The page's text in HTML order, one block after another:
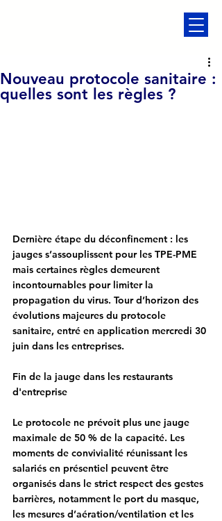
Nouveau protocole sanitaire :
quelles sont les règles ?
Dernière étape du déconfinement : les
jauges s’assouplissent pour les TPE-PME
mais certaines règles demeurent
incontournables pour limiter la
propagation du virus. Tour d’horizon des
évolutions majeures du protocole
sanitaire, entré en application mercredi 30
juin dans les entreprises.
Fin de la jauge dans les restaurants
d'entreprise
Le protocole ne prévoit plus une jauge
maximale de 50 % de la capacité. Les
moments de convivialité réunissant les
salariés en présentiel peuvent être
organisés dans le strict respect des gestes
barrières, notamment le port du masque,
les mesures d’aération/ventilation et les